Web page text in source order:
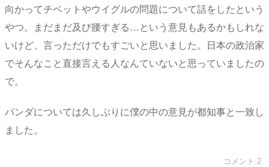
向かってチベットやウイグルの問題について話をしたという
やつ。まだまだ及び腰すぎる…という意見もあるかもしれな
いけど、言っただけでもすごいと思いました。日本の政治家
でそんなこと直接言える人なんていないと思っていましたの
で。
パンダについては久しぶりに僕の中の意見が都知事と一致し
ました。
コメント:2